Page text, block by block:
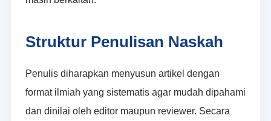
Struktur Penulisan Naskah
Penulis diharapkan menyusun artikel dengan
format ilmiah yang sistematis agar mudah dipahami
dan dinilai oleh editor maupun reviewer. Secara